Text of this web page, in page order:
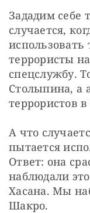
Зададим себе
случается,
использовать
террористы
спецслужбу.
Столыпина, а
террористов в
А что
пытается
Ответ: она
наблюдали
Хасана. Мы
Шакро.